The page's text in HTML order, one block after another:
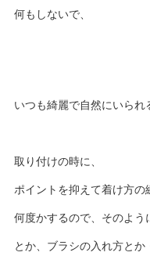
何もしないで、
いつも綺麗で自然にいられ
取り付けの時に、
ポイントを抑えて着け方の
何度かするので、そのよう
とか、ブラシの入れ方とか